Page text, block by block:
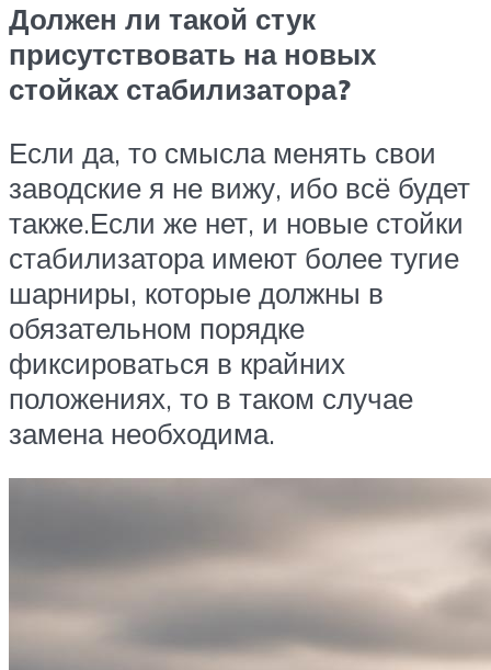
Должен ли такой стук
присутствовать на новых
стойках стабилизатора?
Если да, то смысла менять свои
заводские я не вижу, ибо всё будет
также.Если же нет, и новые стойки
стабилизатора имеют более тугие
шарниры, которые должны в
обязательном порядке
фиксироваться в крайних
положениях, то в таком случае
замена необходима.